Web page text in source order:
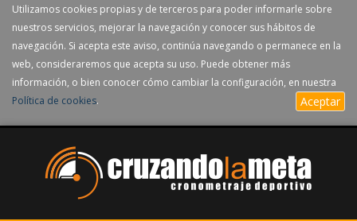
Utilizamos cookies propias y de terceros para poder informarle sobre
nuestros servicios, mejorar la navegación y conocer sus hábitos de
navegación. Si acepta este aviso, continúa navegando o permanece en la
web, consideraremos que acepta su uso. Puede obtener más
información, o bien conocer cómo cambiar la configuración, en nuestra
Política de cookies. Aceptar